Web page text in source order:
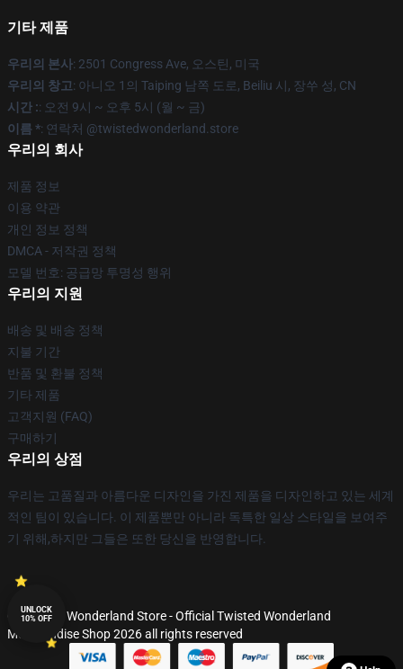
기타 제품
우리의 본사: 2501 Congress Ave, 오스틴, 미국
우리의 창고: 아니오 1의 Taiping 남쪽 도로, Beiliu 시, 장쑤 성, CN
시간 :: 오전 9시 ~ 오후 5시 (월 ~ 금)
이름 *: 연락처 @twistedwonderland.store
우리의 회사
제품 정보
이용 약관
개인 정보 정책
DMCA - 저작권 정책
모델 번호: 공급망 투명성 행위
우리의 지원
배송 및 배송 정책
지불 기간
반품 및 환불 정책
기타 제품
고객지원 (FAQ)
구매하기
우리의 상점
우리는 고품질과 아름다운 디자인을 가진 제품을 디자인하고 있는 세계
적인 팀이 있습니다. 이 제품뿐만 아니라 독특한 일상 스타일을 보여주
기 위해,하지만 그들은 또한 당신을 반영합니다.
© Twisted Wonderland Store - Official Twisted Wonderland
Merchandise Shop 2026 all rights reserved
UNLOCK
10% OFF